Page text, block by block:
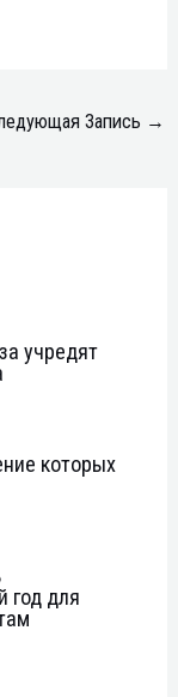
Запись →
учредят
которых
год для